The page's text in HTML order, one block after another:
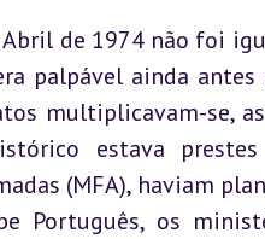
de 1974 não foi
palpável ainda
multiplicavam-se,
estava
(MFA), haviam
Português, os